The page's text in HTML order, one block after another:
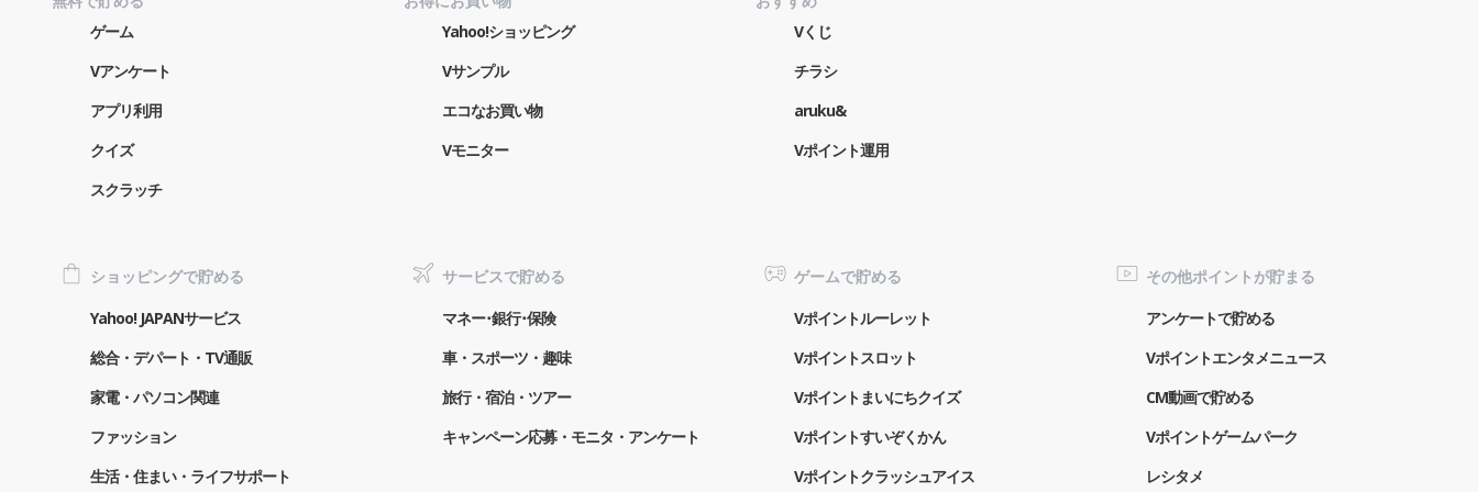
ゲーム
Vアンケート
アプリ利用
クイズ
スクラッチ
Yahoo!ショッピング
Vサンプル
エコなお買い物
Vモニター
Vくじ
チラシ
aruku&
Vポイント運用
ショッピングで貯める
Yahoo! JAPANサービス
総合・デパート・TV通販
家電・パソコン関連
ファッション
生活・住まい・ライフサポート
サービスで貯める
マネー･銀行･保険
車・スポーツ・趣味
旅行・宿泊・ツアー
キャンペーン応募・モニタ・アンケート
ゲームで貯める
Vポイントルーレット
Vポイントスロット
Vポイントまいにちクイズ
Vポイントすいぞくかん
Vポイントクラッシュアイス
その他ポイントが貯まる
アンケートで貯める
Vポイントエンタメニュース
CM動画で貯める
Vポイントゲームパーク
レシタメ